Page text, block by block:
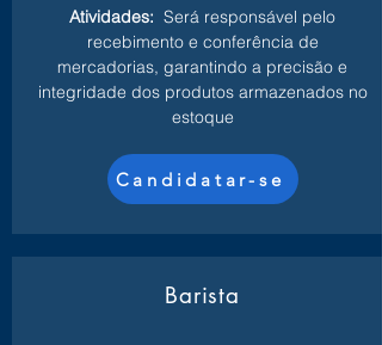
Atividades: Será responsável pelo
recebimento e conferência de
mercadorias, garantindo a precisão e
integridade dos produtos armazenados no
estoque
Candidatar-se
Barista